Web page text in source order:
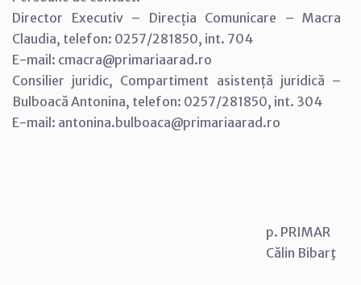
Director Executiv – Direcția Comunicare – Macra
Claudia, telefon: 0257/281850, int. 704
E-mail: cmacra@primariaarad.ro
Consilier juridic, Compartiment asistență juridică –
Bulboacă Antonina, telefon: 0257/281850, int. 304
E-mail: antonina.bulboaca@primariaarad.ro
p. PRIMAR
Călin Bibarţ